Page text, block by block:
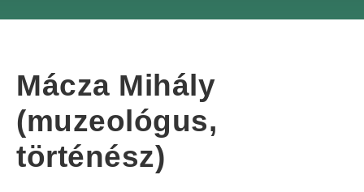
Mácza Mihály
(muzeológus,
történész)